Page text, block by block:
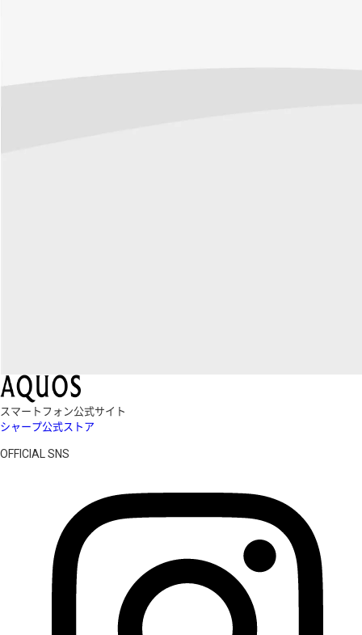
スマートフォン公式サイト
シャープ公式ストア
OFFICIAL SNS